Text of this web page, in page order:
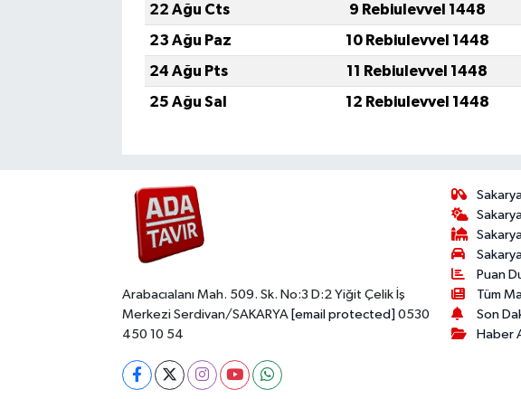
22 Ağu Cts
9 Rebiulevvel 1448
23 Ağu Paz
10 Rebiulevvel 1448
24 Ağu Pts
11 Rebiulevvel 1448
25 Ağu Sal
12 Rebiulevvel 1448
Arabacıalanı Mah. 509. Sk. No:3 D:2 Yiğit Çelik İş
Merkezi Serdivan/SAKARYA [email protected] 0530
450 10 54
Puan
Tüm
Son
Haber